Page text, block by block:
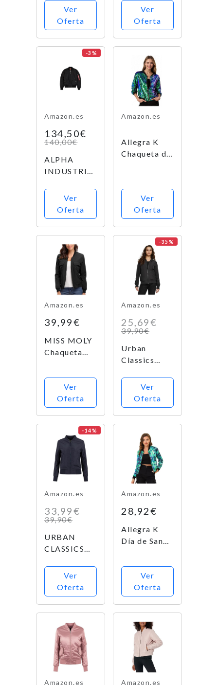
Ver
Oferta
Bomber
Jacket
Chaqueta,
Negro-
(Negro 7),
38 (tamaño
del
Fabricante:
Ver
Oferta
-3%
Amazon.es
134,50€
140,00€
ALPHA
INDUSTRIES
Wmn, Black,
L para Mujer
Ver
Oferta
Amazon.es
Allegra K
Chaqueta de
Lentejuelas
Cremallera y
Recortada
Purpurina
para Mujer
Verde L
Ver
Oferta
Amazon.es
39,99€
MISS MOLY
Chaqueta
Bomber
Manga Larga
con
Cremallera
de Moda
Negro Large
Ver
Oferta
-35%
Amazon.es
25,69€
39,90€
Urban
Classics
Bomber
Jacket -
Chaqueta
Mujer, color
(Black 7),
talla 40
(Talla del
fabricante:
Ver
Oferta
-14%
Amazon.es
33,99€
39,90€
URBAN
CLASSICS
Bomber
ligera mujer
con bolsillos
delanteros,
puños y
cuellos
elásticos,
apertura
Ver
Oferta
Amazon.es
28,92€
Allegra K
Día de San
Chaqueta De
Bombardero
Floral Ligera
Con
Cremallera Y
Cuello Alto
Para Mujer
Verde S
Ver
Oferta
Amazon.es Amazon.es